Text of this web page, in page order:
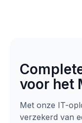
voor het
Met onze IT-
verzekerd van